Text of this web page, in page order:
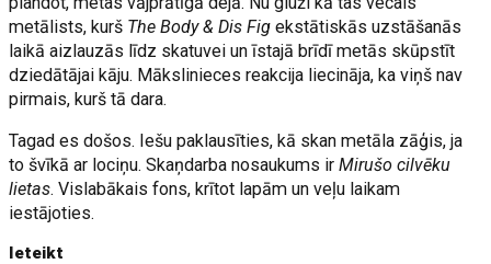
metālists, kurš The Body & Dis Fig ekstātiskās uzstāšanās
laikā aizlauzās līdz skatuvei un īstajā brīdī metās skūpstīt
dziedātājai kāju. Mākslinieces reakcija liecināja, ka viņš nav
pirmais, kurš tā dara.
Tagad es došos. Iešu paklausīties, kā skan metāla zāģis, ja
to švīkā ar lociņu. Skaņdarba nosaukums irMirušo cilvēku
lietas. Vislabākais fons, krītot lapām un veļu laikam
iestājoties.
Ieteikt